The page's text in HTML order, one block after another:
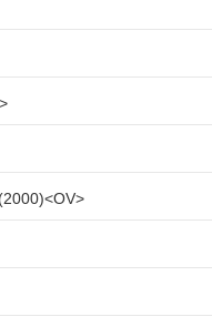
2000 OV